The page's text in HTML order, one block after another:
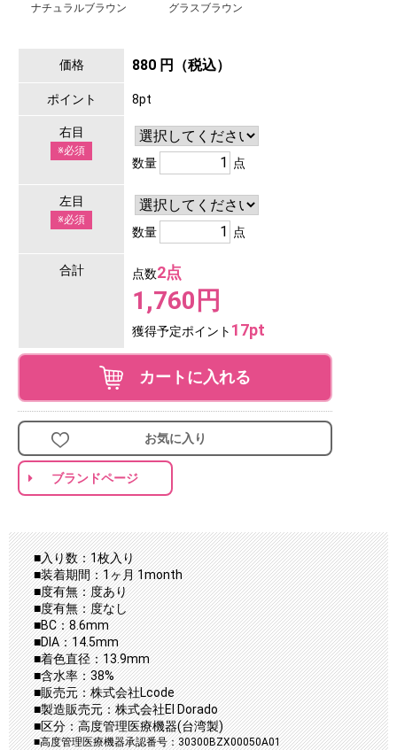
ナチュラルブラウン グラスブラウン
価格 880 円（税込）
ポイント 8pt
右目
※必須
数量 点
左目
※必須
数量 点
合計 点数2点
1,760円
獲得予定ポイント 17pt
カートに入れる
お気に入り
ブランドページ
■入り数：1枚入り
■装着期間：1ヶ月 1month
■度有無：度あり
■度有無：度なし
■BC：8.6mm
■DIA：14.5mm
■着色直径：13.9mm
■含水率：38%
■販売元：株式会社Lcode
■製造販売元：株式会社El Dorado
■区分：高度管理医療機器(台湾製)
■高度管理医療機器承認番号：30300BZX00050A01